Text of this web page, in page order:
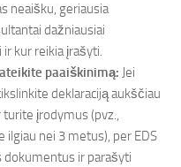
neaišku, geriausia
dažniausiai
kur reikia įrašyti.
paaiškinimą: Jei
deklaraciją aukščiau
įrodymus (pvz.,
nei 3 metus), per EDS
ir parašyti